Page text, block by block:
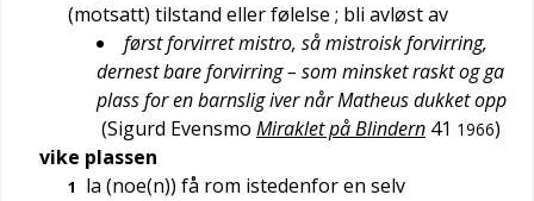
(motsatt) tilstand eller følelse ; bli avløst av
først forvirret mistro, så mistroisk forvirring,
dernest bare forvirring – som minsket raskt og ga
plass for en barnslig iver når Matheus dukket opp
(Sigurd Evensmo Miraklet på Blindern 41 1966)
vike plassen
1
la (noe(n)) få rom istedenfor en selv